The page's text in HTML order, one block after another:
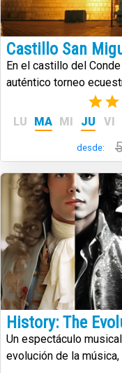
Castillo San
En el castillo del
auténtico torneo
banquete al estilo
LU MA MI JU VI
desde:
History: The
Un espectáculo
evolución de la